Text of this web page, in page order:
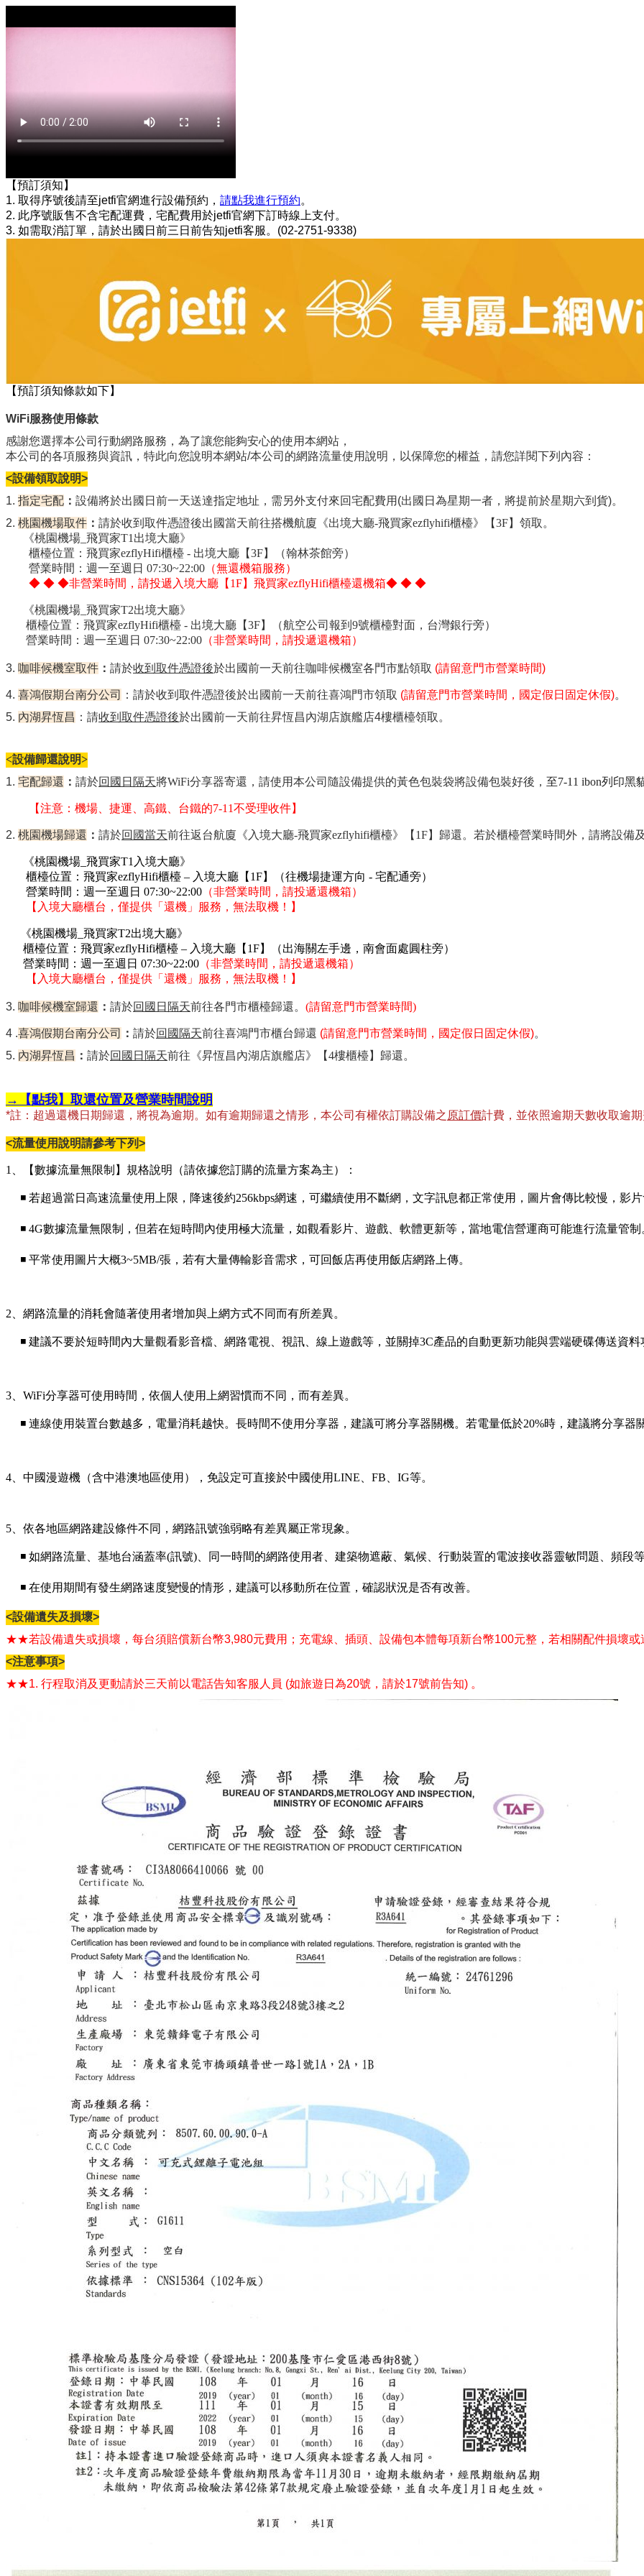
【預訂須知】
1. 取得序號後請至jetfi官網進行設備預約， 請點我進行預約。
2. 此序號販售不含宅配運費，宅配費用於jetfi官網下訂時線上支付。
3. 如需取消訂單，請於出國日前三日前告知jetfi客服。(02-2751-9338)
【預訂須知條款如下】
WiFi服務使用條款
感謝您選擇本公司行動網路服務，為了讓您能夠安心的使用本網站，
本公司的各項服務與資訊，特此向您說明本網站/本公司的網路流量使用說明，以保障您的權益，請您詳閱下列內容：
<設備領取說明>
1. 指定宅配 ： 設備將於出國日前一天送達指定地址，需另外支付來回宅配費用(出國日為星期一者，將提前於星期六到貨)。
2. 桃園機場取件 ： 請於收到取件憑證後出國當天前往搭機航廈《出境大廳-飛買家ezflyhifi櫃檯》【3F】領取。
《桃園機場_飛買家T1出境大廳》
櫃檯位置：飛買家ezflyHifi櫃檯 - 出境大廳【3F】（翰林茶館旁）
營業時間：週一至週日 07:30~22:00 （無還機箱服務）
◆ ◆ ◆非營業時間，請投遞入境大廳【1F】飛買家ezflyHifi櫃檯還機箱◆ ◆ ◆
《桃園機場_飛買家T2出境大廳》
櫃檯位置：飛買家ezflyHifi櫃檯 - 出境大廳【3F】（航空公司報到9號櫃檯對面，台灣銀行旁）
營業時間：週一至週日 07:30~22:00 （非營業時間，請投遞還機箱）
3. 咖啡候機室取件 ： 請於收到取件憑證後於出國前一天前往咖啡候機室各門市點領取 (請留意門市營業時間)
4. 喜鴻假期台南分公司 ：請於收到取件憑證後於出國前一天前往喜鴻門市領取 (請留意門市營業時間，國定假日固定休假)。
5. 內湖昇恆昌 ：請收到取件憑證後於出國前一天前往昇恆昌內湖店旗艦店4樓櫃檯領取。
<設備歸還說明>
1. 宅配歸還 ： 請於回國日隔天將WiFi分享器寄還，請使用本公司隨設備提供的黃色包裝袋將設備包裝好後， 至7-11 ibon列印黑
【注意：機場、捷運、高鐵、台鐵的7-11不受理收件】
2. 桃園機場歸還 ： 請於回國當天前往返台航廈《入境大廳-飛買家ezflyhifi櫃檯》【1F】歸還。若於櫃檯營業時間外，請將設備
《桃園機場_飛買家T1入境大廳》
櫃檯位置：飛買家ezflyHifi櫃檯 – 入境大廳【1F】（往機場捷運方向 - 宅配通旁）
營業時間：週一至週日 07:30~22:00 （非營業時間，請投遞還機箱）
【 入境大廳櫃台，僅提供「還機」服務，無法取機！ 】
《桃園機場_飛買家T2出境大廳》
櫃檯位置：飛買家ezflyHifi櫃檯 – 入境大廳【1F】（出海關左手邊，南會面處圓柱旁）
營業時間：週一至週日 07:30~22:00 （非營業時間，請投遞還機箱）
【 入境大廳櫃台，僅提供「還機」服務，無法取機！ 】
3. 咖啡候機室歸還 ： 請於回國日隔天前往各門市櫃檯歸還。 (請留意門市營業時間)
4 .喜鴻假期台南分公司 ： 請於回國隔天前往喜鴻門市櫃台歸還 (請留意門市營業時間，國定假日固定休假)。
5. 內湖昇恆昌 ： 請於回國日隔天前往《昇恆昌內湖店旗艦店》【4樓櫃檯】歸還。
→【點我】取還位置及營業時間說明
*註：超過還機日期歸還，將視為逾期。如有逾期歸還之情形，本公司有權依訂購設備之 原訂價計費，並依照逾期天數收取逾期
<流量使用說明請參考下列>
1、【數據流量無限制】規格說明（請依據您訂購的流量方案為主）：
◾ 若超過當日高速流量使用上限，降速後約256kbps網速，可繼續使用不斷網，文字訊息都正常使用，圖片會傳比較慢，影片
◾ 4G數據流量無限制，但若在短時間內使用極大流量，如觀看影片、遊戲、軟體更新等，當地電信營運商可能進行流量管制
◾ 平常使用圖片大概3~5MB/張，若有大量傳輸影音需求，可回飯店再使用飯店網路上傳。
2、網路流量的消耗會隨著使用者增加與上網方式不同而有所差異。
◾ 建議不要於短時間內大量觀看影音檔、網路電視、視訊、線上遊戲等，並關掉3C產品的自動更新功能與雲端硬碟傳送資料
3、WiFi分享器可使用時間，依個人使用上網習慣而不同，而有差異。
◾ 連線使用裝置台數越多，電量消耗越快。長時間不使用分享器，建議可將分享器關機。若電量低於20%時，建議將分享器
4、中國漫遊機（含中港澳地區使用），免設定可直接於中國使用LINE、FB、IG等。
5、依各地區網路建設條件不同，網路訊號強弱略有差異屬正常現象。
◾ 如網路流量、基地台涵蓋率(訊號)、同一時間的網路使用者、建築物遮蔽、氣候、行動裝置的電波接收器靈敏問題、頻段
◾ 在使用期間有發生網路速度變慢的情形，建議可以移動所在位置，確認狀況是否有改善。
<設備遺失及損壞>
★★若設備遺失或損壞，每台須賠償新台幣3,980元費用；充電線、插頭、設備包本體每項新台幣100元整，若相關配件損壞或
<注意事項>
★★1. 行程取消及更動請於三天前以電話告知客服人員 (如旅遊日為20號，請於17號前告知) 。